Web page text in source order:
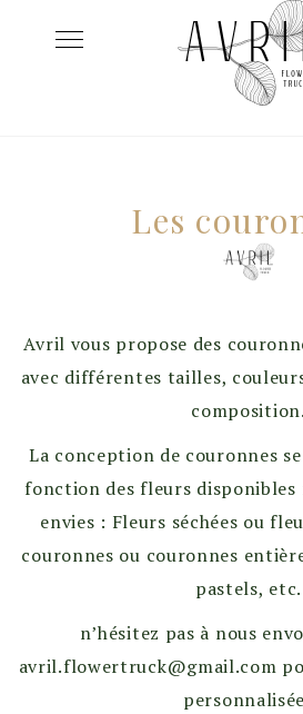
Toggle
Les
Avril vous propose des
avec différentes tailles,
composition.
La conception de couronnes
fonction des fleurs disponibles
envies : Fleurs séchées ou
couronnes ou couronnes
pastels, etc.
n’hésitez pas à nous
avril.flowertruck@gmail.com